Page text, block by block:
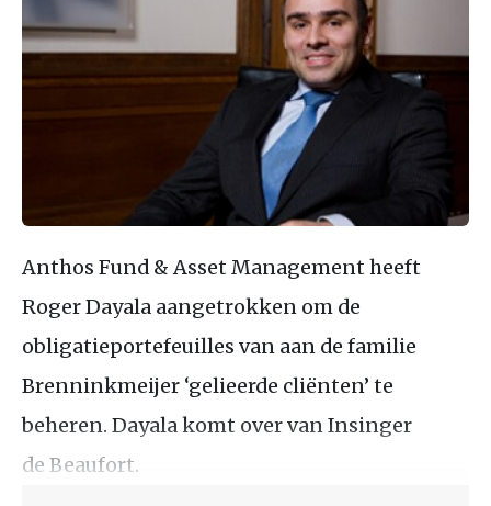
Anthos Fund & Asset Management heeft
Roger Dayala aangetrokken om de
obligatieportefeuilles van aan de familie
Brenninkmeijer ‘gelieerde cliënten’ te
beheren. Dayala komt over van Insinger
de Beaufort.